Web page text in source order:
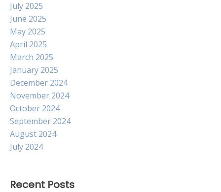
July 2025
June 2025
May 2025
April 2025
March 2025
January 2025
December 2024
November 2024
October 2024
September 2024
August 2024
July 2024
Recent Posts